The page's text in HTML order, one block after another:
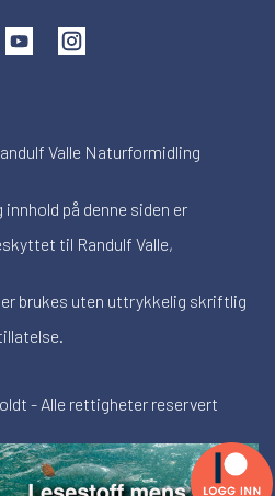
Valle Naturformidling
på denne siden er
til Randulf Valle,
brukes uten uttrykkelig skriftlig
- Alle rettigheter reservert